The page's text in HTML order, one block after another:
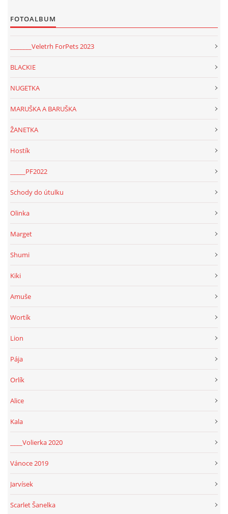
JAK NÁM POMOCI
NAPSALI O NÁS
AKCE
HISTORIE - 2010 - 2020
JAK NÁM POMOCI - POMÁHAJÍ NÁM :-)
FOTOALBUM
_______Veletrh ForPets 2023
BLACKIE
NUGETKA
MARUŠKA A BARUŠKA
ŽANETKA
Hostík
_____PF2022
Schody do útulku
Olinka
Marget
Shumi
Kiki
Amuše
Wortík
Lion
Pája
Orlík
Alice
Kala
____Volierka 2020
Vánoce 2019
Jarvísek
Scarlet Šanelka